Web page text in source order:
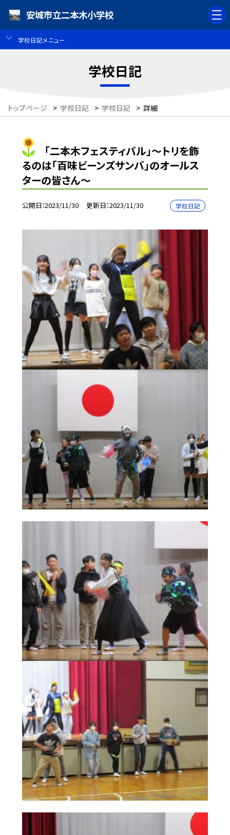
安城市立二本木小学校
学校日記メニュー
学校日記
トップページ > 学校日記 > 学校日記 > 詳細
「二本木フェスティバル」〜トリを飾
るのは「百味ビーンズサンバ」のオールス
ターの皆さん〜
公開日 2023/11/30 更新日 2023/11/30 学校日記